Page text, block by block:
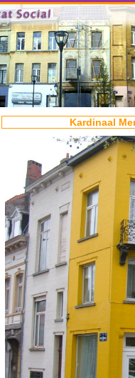
Kardinaal